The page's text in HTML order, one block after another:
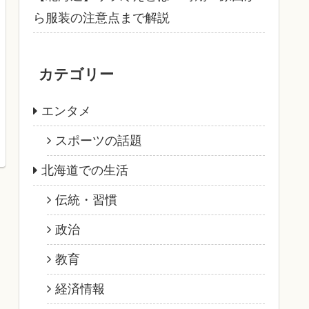
ら服装の注意点まで解説
カテゴリー
エンタメ
スポーツの話題
北海道での生活
伝統・習慣
政治
教育
経済情報